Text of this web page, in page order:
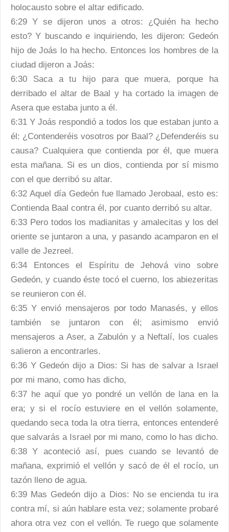
holocausto sobre el altar edificado.
6:29 Y se dijeron unos a otros: ¿Quién ha hecho
esto? Y buscando e inquiriendo, les dijeron: Gedeón
hijo de Joás lo ha hecho. Entonces los hombres de la
ciudad dijeron a Joás:
6:30 Saca a tu hijo para que muera, porque ha
derribado el altar de Baal y ha cortado la imagen de
Asera que estaba junto a él.
6:31 Y Joás respondió a todos los que estaban junto a
él: ¿Contenderéis vosotros por Baal? ¿Defenderéis su
causa? Cualquiera que contienda por él, que muera
esta mañana. Si es un dios, contienda por sí mismo
con el que derribó su altar.
6:32 Aquel día Gedeón fue llamado Jerobaal, esto es:
Contienda Baal contra él, por cuanto derribó su altar.
6:33 Pero todos los madianitas y amalecitas y los del
oriente se juntaron a una, y pasando acamparon en el
valle de Jezreel.
6:34 Entonces el Espíritu de Jehová vino sobre
Gedeón, y cuando éste tocó el cuerno, los abiezeritas
se reunieron con él.
6:35 Y envió mensajeros por todo Manasés, y ellos
también se juntaron con él; asimismo envió
mensajeros a Aser, a Zabulón y a Neftalí, los cuales
salieron a encontrarles.
6:36 Y Gedeón dijo a Dios: Si has de salvar a Israel
por mi mano, como has dicho,
6:37 he aquí que yo pondré un vellón de lana en la
era; y si el rocío estuviere en el vellón solamente,
quedando seca toda la otra tierra, entonces entenderé
que salvarás a Israel por mi mano, como lo has dicho.
6:38 Y aconteció así, pues cuando se levantó de
mañana, exprimió el vellón y sacó de él el rocío, un
tazón lleno de agua.
6:39 Mas Gedeón dijo a Dios: No se encienda tu ira
contra mí, si aún hablare esta vez; solamente probaré
ahora otra vez con el vellón. Te ruego que solamente